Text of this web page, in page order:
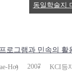
로그램과 민속의 활
Ho) 2007 KCI등
동일학술지